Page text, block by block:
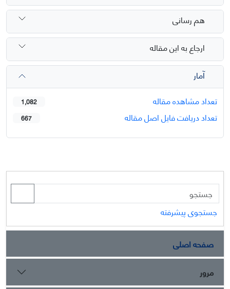
هم رسانی
ارجاع به این مقاله
آمار
تعداد مشاهده مقاله
1,082
تعداد دریافت فایل اصل مقاله 667
جستجوی پیشرفته
صفحه اصلی
مرور